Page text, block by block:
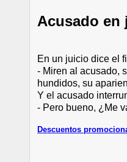
Acusado en
En un juicio dice el
- Miren al acusado,
hundidos, su
Y el acusado
- Pero bueno, ¿Me
Descuentos